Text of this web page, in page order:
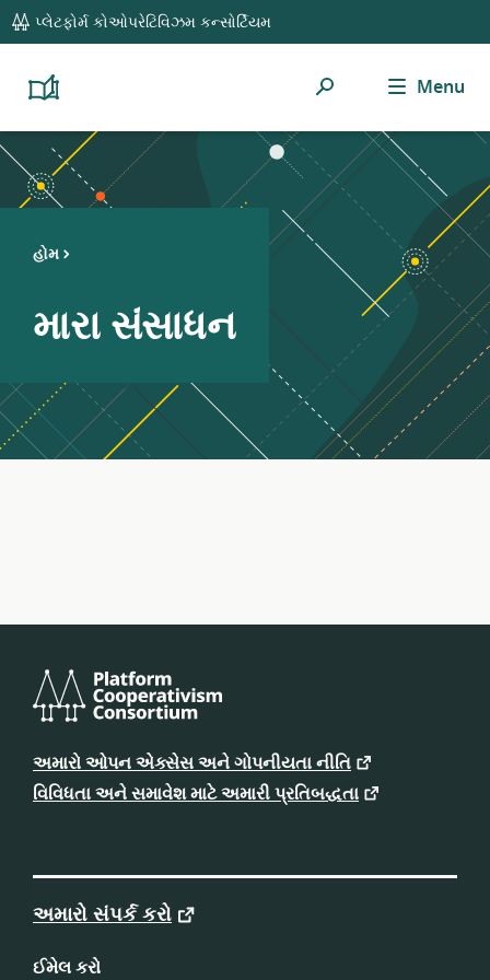
global
navigation
પ્લેટફોર્મ કોઓપરેટિવિઝમ કન્સોર્ટિયમ
Platform
Resource
Library
શોધ Menu
હોમ
મારા સંસાધન
પ્લેટફોર્મ
કોઓપરેટિવિઝમ
કન્સોર્ટિયમ
અમારો ઓપન એક્સેસ અને ગોપનીયતા નીતિ
વિવિધતા અને સમાવેશ માટે અમારી પ્રતિબદ્ધતા
અમારો સંપર્ક કરો
ઈમેલ કરો